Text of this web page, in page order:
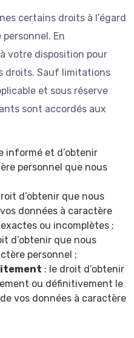
certains droits à l’égard
En
votre disposition pour
droits. Sauf limitations
et sous réserve
sont accordés aux
informé et d’obtenir
personnel que nous
d’obtenir que nous
données à caractère
ou incomplètes ;
d’obtenir que nous
personnel ;
: le droit d’obtenir
ou définitivement le
vos données à caractère